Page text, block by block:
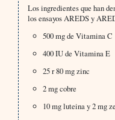
Los ingredientes que han
los ensayos AREDS y
500 mg de Vitamina C
400 IU de Vitamina E
25 r 80 mg zinc
2 mg cobre
10 mg luteina y 2 mg